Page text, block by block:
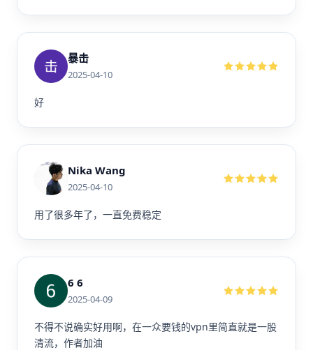
暴击
2025-04-10
好
Nika Wang
2025-04-10
用了很多年了，一直免费稳定
6 6
2025-04-09
不得不说确实好用啊，在一众要钱的vpn里简直就是一股
清流，作者加油